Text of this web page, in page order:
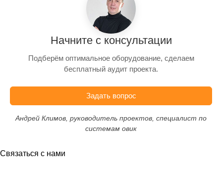
Начните с консультации
Подберём оптимальное оборудование, сделаем
бесплатный аудит проекта.
Задать вопрос
Андрей Климов, руководитель проектов, специалист по
системам овик
Связаться с нами